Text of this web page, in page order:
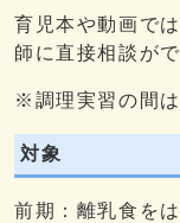
育児本や動画で
師に直接相談がで
※調理実習の間は
対象
前期：離乳食を